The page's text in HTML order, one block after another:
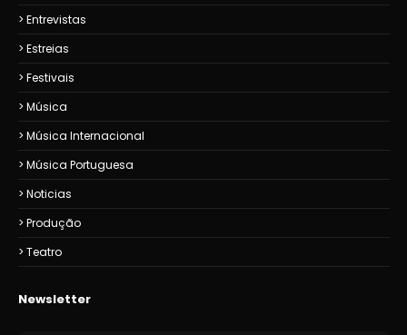
Entrevistas
Estreias
Festivais
Música
Música Internacional
Música Portuguesa
Noticias
Produção
Teatro
Newsletter